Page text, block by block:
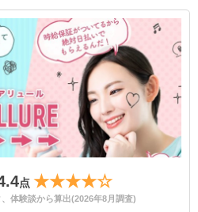
点 ★★★★☆
体験談から算出(2026年8月調査)